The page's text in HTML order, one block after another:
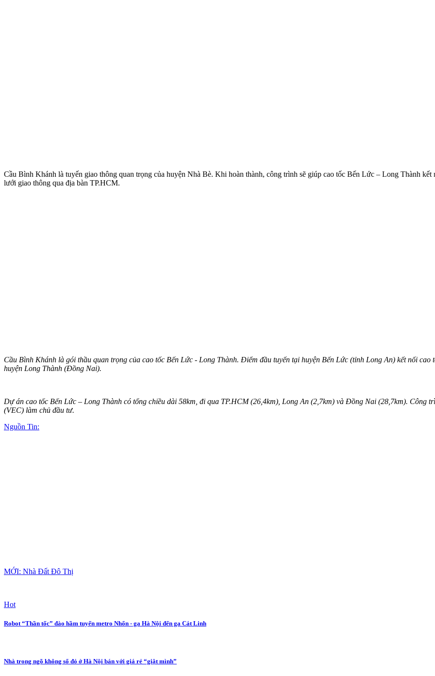
Cầu Bình Khánh là tuyến giao thông quan trọng của huyện Nhà Bè. Khi hoàn thành, công trình sẽ giúp cao tốc Bến Lức – Long Thành
lưới giao thông qua địa bàn TP.HCM.
Cầu Bình Khánh là gói thầu quan trọng của cao tốc Bến Lức - Long Thành. Điểm đầu tuyến tại huyện Bến Lức (tỉnh Long An) kết nối
huyện Long Thành (Đồng Nai).
Dự án cao tốc Bến Lức – Long Thành có tổng chiều dài 58km, đi qua TP.HCM (26,4km), Long An (2,7km) và Đồng Nai (28,7km). Công
(VEC) làm chủ đầu tư.
Nguồn Tin:
MỚI: Nhà Đất Đô Thị
Hot
Robot “Thần tốc” đào hầm tuyến metro Nhổn - ga Hà Nội đến ga Cát Linh
Nhà trong ngõ không sổ đỏ ở Hà Nội bán với giá rẻ “giật mình”